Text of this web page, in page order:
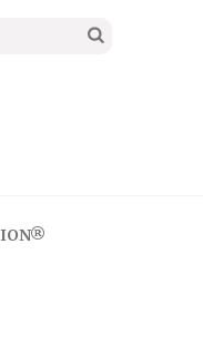
Search